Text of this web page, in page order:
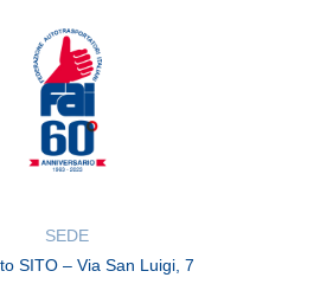
SEDE
SITO – Via San Luigi, 7